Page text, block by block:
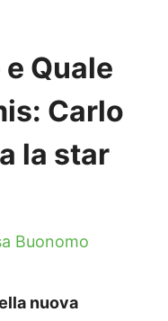
Quale
Carlo
la star
Buonomo
nuova